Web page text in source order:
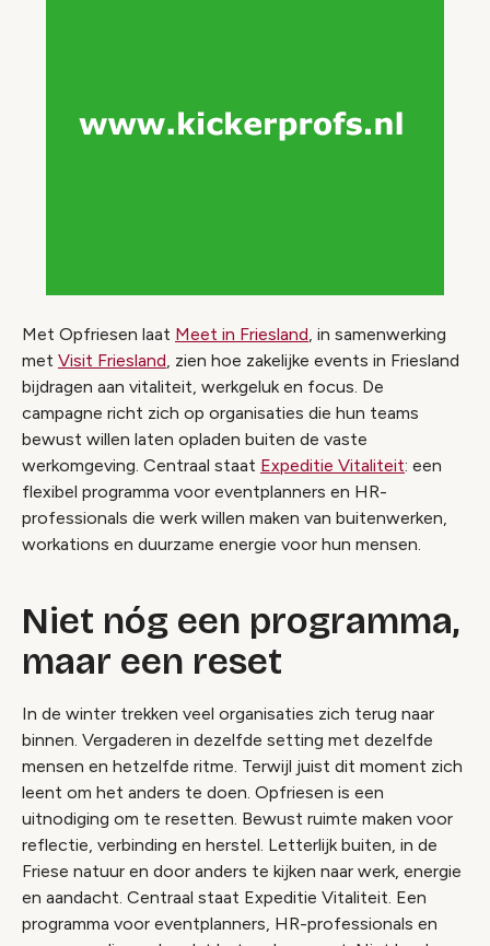
Met Opfriesen laat Meet in Friesland, in samenwerking
met Visit Friesland, zien hoe zakelijke events in Friesland
bijdragen aan vitaliteit, werkgeluk en focus. De
campagne richt zich op organisaties die hun teams
bewust willen laten opladen buiten de vaste
werkomgeving. Centraal staat Expeditie Vitaliteit: een
flexibel programma voor eventplanners en HR-
professionals die werk willen maken van buitenwerken,
workations en duurzame energie voor hun mensen.
Niet nóg een programma,
maar een reset
In de winter trekken veel organisaties zich terug naar
binnen. Vergaderen in dezelfde setting met dezelfde
mensen en hetzelfde ritme. Terwijl juist dit moment zich
leent om het anders te doen. Opfriesen is een
uitnodiging om te resetten. Bewust ruimte maken voor
reflectie, verbinding en herstel. Letterlijk buiten, in de
Friese natuur en door anders te kijken naar werk, energie
en aandacht. Centraal staat Expeditie Vitaliteit. Een
programma voor eventplanners, HR-professionals en